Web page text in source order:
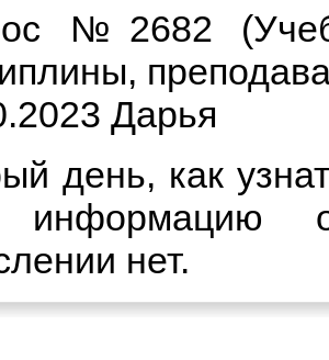
№2682
Дарья
день, как
информацию
нет.